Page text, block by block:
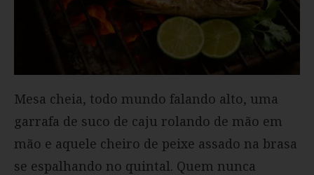
Mesa cheia, todo mundo falando alto, uma
garrafa de suco de caju rolando de mão em
mão e aquele cheiro de peixe assado na brasa
se espalhando no quintal. Quem nunca